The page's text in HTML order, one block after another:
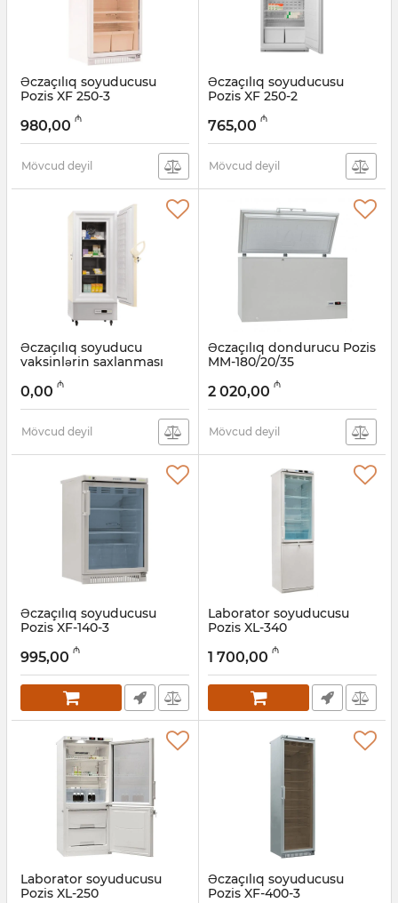
Əczaçılıq soyuducusu
Pozis XF 250-3
Artikul: 005058027
980,00 ₼
Mövcud deyil
Əczaçılıq soyuducusu
Pozis XF 250-2
005058025
765,00 ₼
Mövcud deyil
Əczaçılıq soyuducu
vaksinlərin saxlanması
VPA-200
Artikul: 005058023
0,00 ₼
Mövcud deyil
Əczaçılıq dondurucu Pozis
MM-180/20/35
005058033
2 020,00 ₼
Mövcud deyil
Əczaçılıq soyuducusu
Pozis XF-140-3
005058039
995,00 ₼
Laborator soyuducusu
Pozis XL-340
005057991
1 700,00 ₼
Laborator soyuducusu
Pozis XL-250
Əczaçılıq soyuducusu
Pozis XF-400-3